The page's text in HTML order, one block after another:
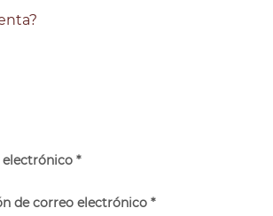
*
de correo electrónico *